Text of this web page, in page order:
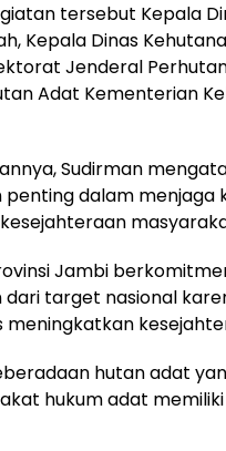
tersebut Kepala
Kepala Dinas
Jenderal
Adat Kementerian
Sudirman
penting dalam menjaga
Jambi
dari target nasional
meningkatkan
hutan adat
hukum adat